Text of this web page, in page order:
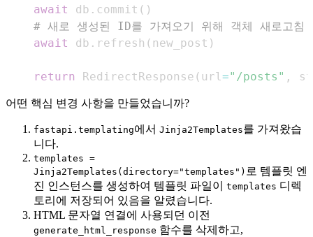
await
db . commit ( )
# 새로 생성된 ID를 가져오기 위해 객체 새로고침
await
db . refresh ( new_post )
return RedirectResponse ( url ="/posts" ,
어떤 핵심 변경 사항을 만들었습니까?
fastapi.templating에서 Jinja2Templates를 가져왔습
니다.
templates =
Jinja2Templates(directory="templates") 로 템플릿 엔
진 인스턴스를 생성하여 템플릿 파일이 templates 디렉
토리에 저장되어 있음을 알렸습니다.
HTML 문자열 연결에 사용되던 이전
generate_html_response 함수를 삭제하고,